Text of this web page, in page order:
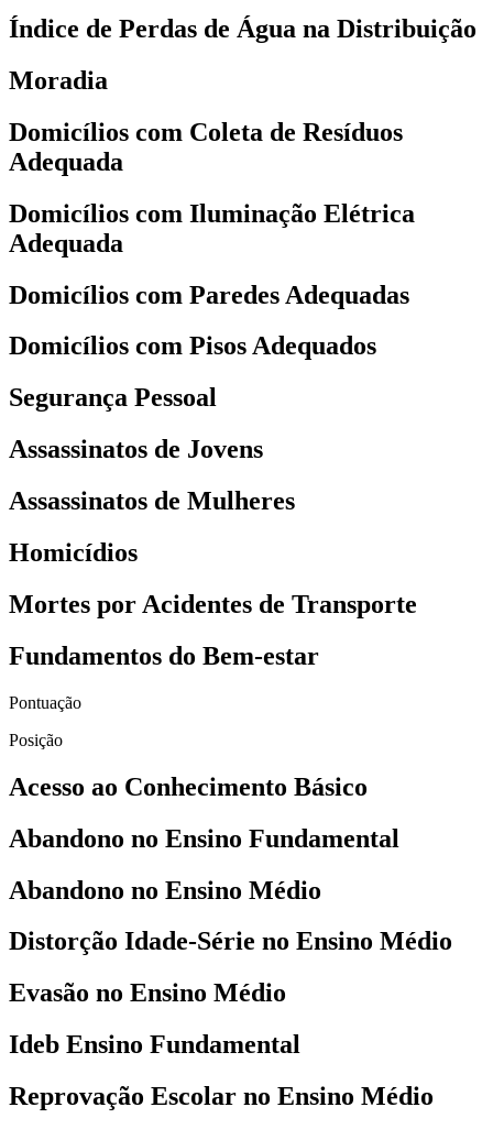
Índice de Perdas de Água na Distribuição
Moradia
Domicílios com Coleta de Resíduos
Adequada
Domicílios com Iluminação Elétrica
Adequada
Domicílios com Paredes Adequadas
Domicílios com Pisos Adequados
Segurança Pessoal
Assassinatos de Jovens
Assassinatos de Mulheres
Homicídios
Mortes por Acidentes de Transporte
Fundamentos do Bem-estar
Pontuação
Posição
Acesso ao Conhecimento Básico
Abandono no Ensino Fundamental
Abandono no Ensino Médio
Distorção Idade-Série no Ensino Médio
Evasão no Ensino Médio
Ideb Ensino Fundamental
Reprovação Escolar no Ensino Médio